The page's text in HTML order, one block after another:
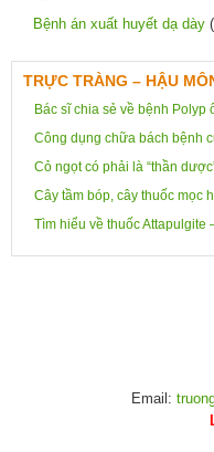
Bệnh án xuất huyết dạ dày
TRỰC TRÀNG – HẬU
Bác sĩ chia sẻ về bệnh Polyp
Công dụng chữa bách bệnh
Cỏ ngọt có phải là “thần
Cây tầm bóp, cây thuốc mọc
Tìm hiểu về thuốc
Email: